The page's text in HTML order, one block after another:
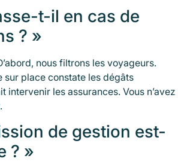
t-il en cas de
? »
nous filtrons les voyageurs.
sur place constate les dégâts
intervenir les assurances. Vous n’avez
de gestion est-
? »